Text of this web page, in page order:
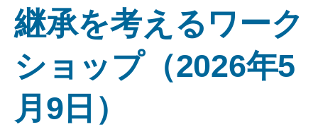
継承を考えるワーク
ショップ（2026年5
月9日）